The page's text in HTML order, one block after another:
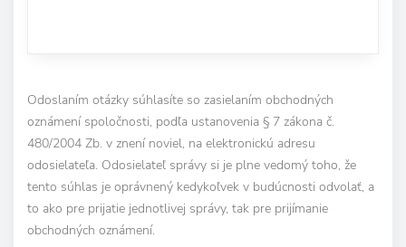
Odoslaním otázky súhlasíte so zasielaním obchodných
oznámení spoločnosti, podľa ustanovenia § 7 zákona č.
480/2004 Zb. v znení noviel, na elektronickú adresu
odosielateľa. Odosielateľ správy si je plne vedomý toho, že
tento súhlas je oprávnený kedykoľvek v budúcnosti odvolať, a
to ako pre prijatie jednotlivej správy, tak pre prijímanie
obchodných oznámení.